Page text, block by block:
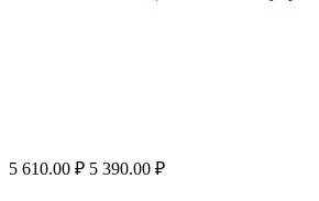
5 610.00 ₽ 5 390.00 ₽